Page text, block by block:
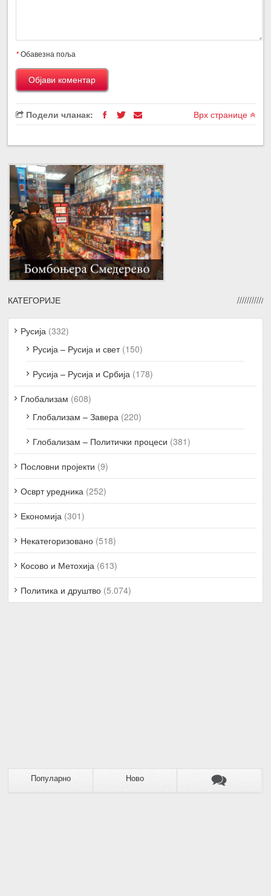
*Обавезна поља
Подели чланак: Врх странице
КАТЕГОРИЈЕ
Русија (332)
Русија – Русија и свет(150)
Русија – Русија и Србија (178)
Глобализам (608)
Глобализам – Завера (220)
Глобализам – Политички процеси (381)
Пословни пројекти (9)
Осврт уредника (252)
Економија (301)
Некатегоризовано (518)
Косово и Метохија (613)
Политика и друштво (5.074)
Популарно Ново